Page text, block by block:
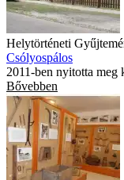
Helytörténeti
Csólyospálos
2011-ben nyitotta
Bővebben